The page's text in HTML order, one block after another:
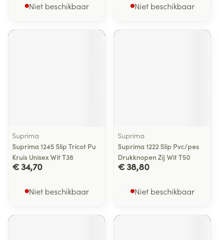
Niet beschikbaar Niet beschikbaar
Suprima
Suprima 1245 Slip Tricot Pu
Kruis Unisex Wit T38
€ 34,70
Niet beschikbaar
Suprima
Suprima 1222 Slip Pvc/pes
Drukknopen Zij Wit T50
€ 38,80
Niet beschikbaar